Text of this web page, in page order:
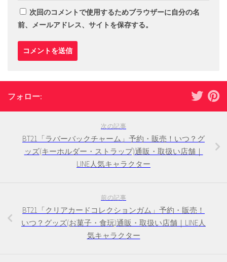
次回のコメントで使用するためブラウザーに自分の名
前、メールアドレス、サイトを保存する。
フォロー:
次の記事
BT21「ラバーバックチャーム」予約・販売！いつ？グ
ッズ(キーホルダー・ストラップ)通販・取扱い店舗｜
LINE人気キャラクター
前の記事
BT21「クリアカードコレクションガム」予約・販売！
いつ？グッズ(お菓子・食玩)通販・取扱い店舗｜LINE人
気キャラクター